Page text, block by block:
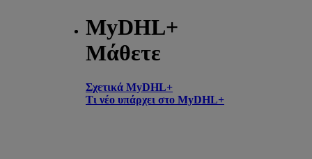
MyDHL+
Μάθετε
Σχετικά MyDHL+
Τι νέο υπάρχει στο MyDHL+